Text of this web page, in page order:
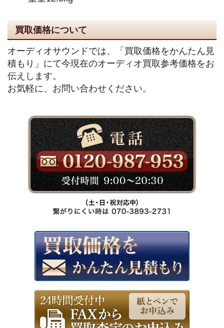
買取価格について
オーディオサウンドでは、「買取価格をかんたん見
積もり」にて今現在のオーディオ買取参考価格をお
伝えします。
お気軽に、お問い合わせください。